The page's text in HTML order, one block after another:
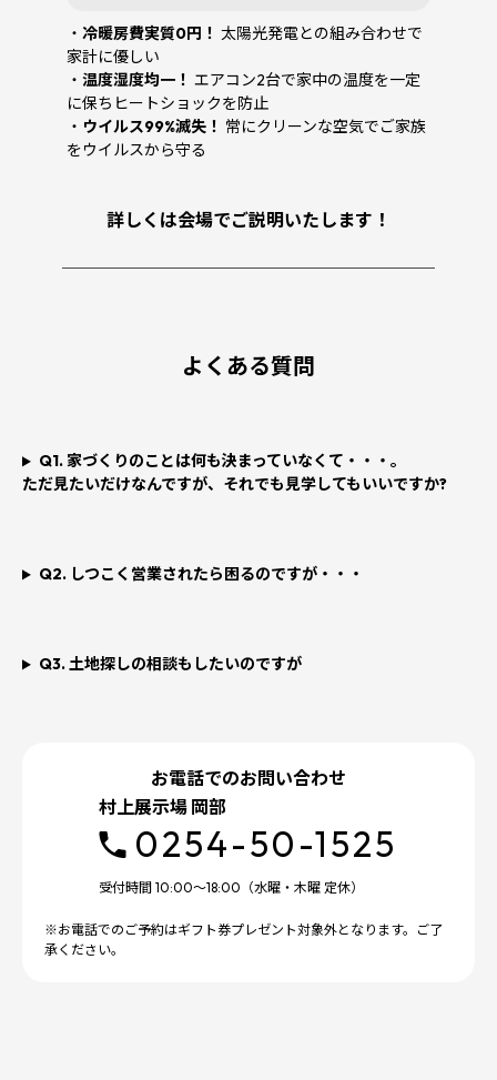
・ 冷暖房費実質0円！ 太陽光発電との組み合わせで
家計に優しい
・ 温度湿度均一！ エアコン2台で家中の温度を一定
に保ちヒートショックを防止
・ ウイルス99%滅失！ 常にクリーンな空気でご家族
をウイルスから守る
詳しくは会場でご説明いたします！
────────────────────────
よくある質問
Q1. 家づくりのことは何も決まっていなくて・・・。
ただ見たいだけなんですが、それでも見学してもいいですか?
Q2. しつこく営業されたら困るのですが・・・
Q3. 土地探しの相談もしたいのですが
お電話でのお問い合わせ
村上展示場 岡部
0254-50-1525
受付時間 10:00～18:00（水曜・木曜 定休）
※お電話でのご予約はギフト券プレゼント対象外となります。ご了
承ください。